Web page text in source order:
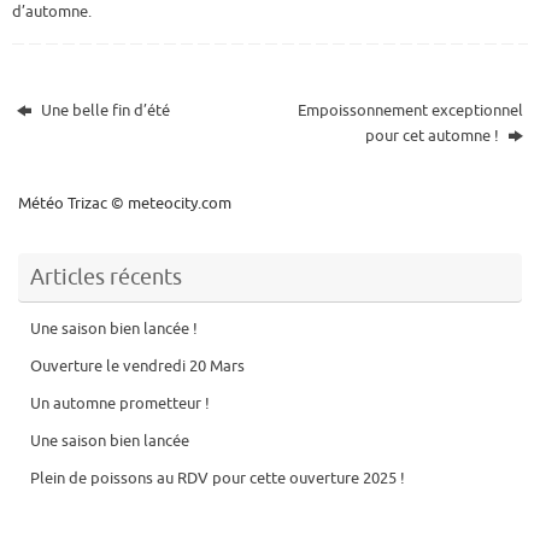
d’automne.
Une belle fin d’été
Empoissonnement exceptionnel
pour cet automne !
Météo Trizac© meteocity.com
Articles récents
Une saison bien lancée !
Ouverture le vendredi 20 Mars
Un automne prometteur !
Une saison bien lancée
Plein de poissons au RDV pour cette ouverture 2025 !